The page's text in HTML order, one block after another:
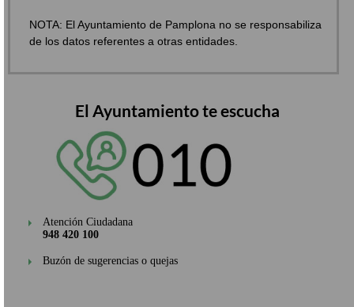
NOTA: El Ayuntamiento de Pamplona no se responsabiliza
de los datos referentes a otras entidades.
El Ayuntamiento te escucha
Atención Ciudadana
948 420 100
Buzón de sugerencias o quejas